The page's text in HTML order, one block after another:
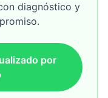
diagnóstico y
por